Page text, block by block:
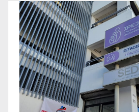
Jalisco plantará 250 mil árboles